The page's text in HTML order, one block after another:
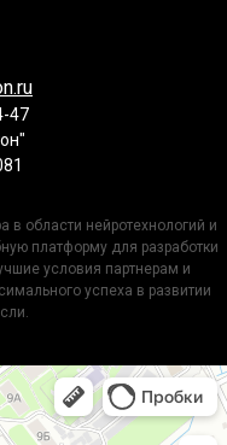
47
в области нейротехнологий и
платформу для разработки
условия партнерам и
успеха в развитии